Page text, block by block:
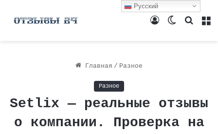
Поиск
Switch
Войти
Главная / Разное
Разное
Setlix — реальные отзывы
о компании. Проверка на
Русский